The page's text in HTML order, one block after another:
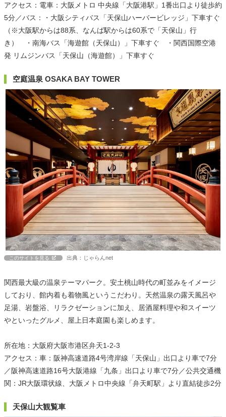
アクセス：電車：大阪メトロ 中央線「大阪港駅」1番出口より徒歩約
5分／バス：・大阪シティバス「天保山ハーバービレッジ」下車すぐ
（※大阪駅からは88系、なんば駅からは60系で「天保山」行
き） ・南海バス「海遊館（天保山）」下車すぐ ・関西国際空港
発 リムジンバス「天保山（海遊館）」下車すぐ
空庭温泉 OSAKA BAY TOWER
このサイトを見る 出典：じゃらんnet
関西最大級の温泉テーマパーク。安土桃山時代の町並みをイメージ
しており、館内着も着物風というこだわり。天然温泉の露天風呂や
足湯、岩盤浴、リラクゼーションに加え、居酒屋料理や和スイーツ
やといったグルメ、屋上日本庭園も楽しめます。
所在地：大阪府大阪市港区弁天1-2-3
アクセス：車：阪神高速道路4号湾岸線「天保山」出口より車で7分
／阪神高速道路16号大阪港線「九条」出口より車で7分／公共交通機
関：JR大阪環状線、大阪メトロ中央線「弁天町駅」より直結徒歩2分
天保山大観覧車